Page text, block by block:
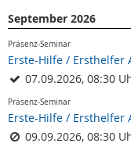
September 2026
Präsenz-Seminar
Erste-Hilfe / Ersthelfer
07.09.2026, 08:30
Präsenz-Seminar
Erste-Hilfe / Ersthelfer
09.09.2026, 08:30